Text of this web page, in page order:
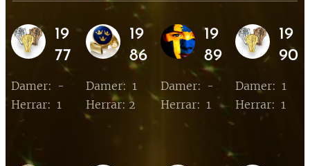
19
77
Damer: -
Herrar: 1
19
86
Damer: 1
Herrar: 2
19
89
Damer: -
Herrar: 1
19
90
Damer: 1
Herrar: 1